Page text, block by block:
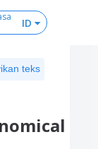
ID
teks